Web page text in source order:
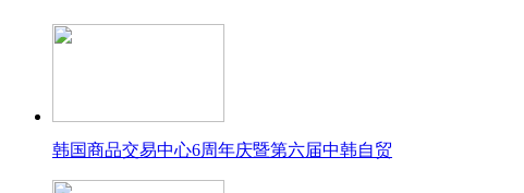
韩国商品交易中心6周年庆暨第六届中韩自贸